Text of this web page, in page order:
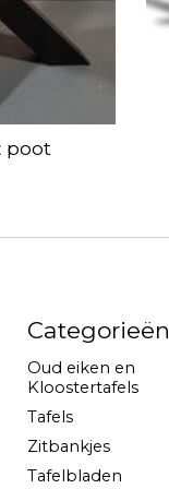
poot
Categorieën
Oud eiken en
Kloostertafels
Tafels
Zitbankjes
Tafelbladen